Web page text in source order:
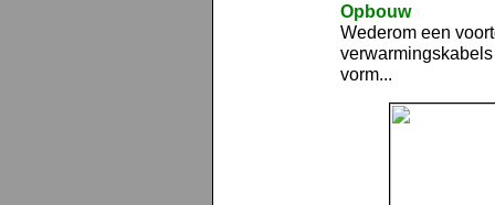
Opbouw
Wederom een
vorm...